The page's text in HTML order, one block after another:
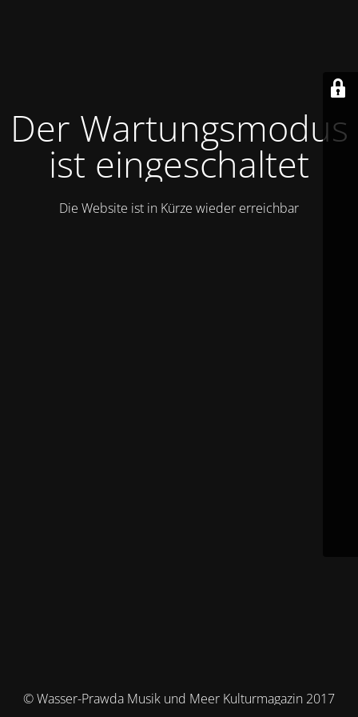
Der Wartungsmodus
ist eingeschaltet
Die Website ist in Kürze wieder erreichbar
© Wasser-Prawda Musik und Meer Kulturmagazin 2017